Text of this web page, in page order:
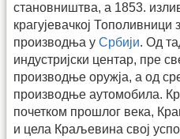
становништва, а 1853.
крагујевачкој Тополивници
производња у Србији. Од
индустријски центар, пре
производње оружја, а од
производње аутомобила.
почетком прошлог века,
и цела Краљевина свој